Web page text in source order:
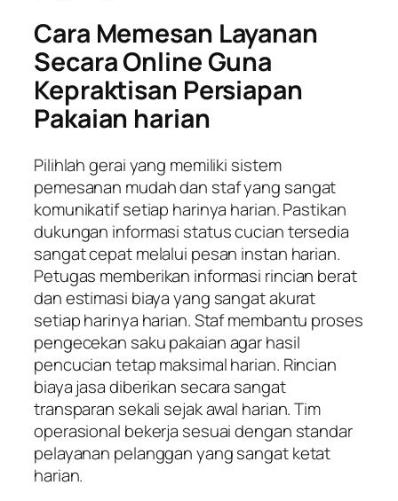
Cara Memesan Layanan
Secara Online Guna
Kepraktisan Persiapan
Pakaian harian
Pilihlah gerai yang memiliki sistem
pemesanan mudah dan staf yang sangat
komunikatif setiap harinya harian. Pastikan
dukungan informasi status cucian tersedia
sangat cepat melalui pesan instan harian.
Petugas memberikan informasi rincian berat
dan estimasi biaya yang sangat akurat
setiap harinya harian. Staf membantu proses
pengecekan saku pakaian agar hasil
pencucian tetap maksimal harian. Rincian
biaya jasa diberikan secara sangat
transparan sekali sejak awal harian. Tim
operasional bekerja sesuai dengan standar
pelayanan pelanggan yang sangat ketat
harian.